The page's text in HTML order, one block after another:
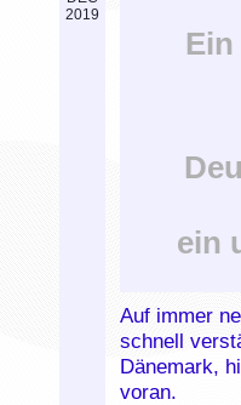
2019
ein
Auf immer
schnell
Dänemark,
voran.